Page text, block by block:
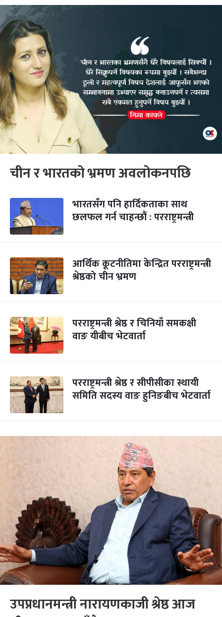
चीन र भारतको भ्रमण अवलोकनपछि
भारतसँग पनि हार्दिकताका साथ
छलफल गर्न चाहन्छौं : परराष्ट्रमन्त्री
आर्थिक कूटनीतिमा केन्द्रित परराष्ट्रमन्त्री
श्रेष्ठको चीन भ्रमण
परराष्ट्रमन्त्री श्रेष्ठ र चिनियाँ समकक्षी
वाङ यीबीच भेटवार्ता
परराष्ट्रमन्त्री श्रेष्ठ र सीपीसीका स्थायी
समिति सदस्य वाङ हुनिङबीच भेटवार्ता
उपप्रधानमन्त्री नारायणकाजी श्रेष्ठ आज